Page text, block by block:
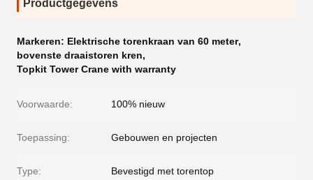
Productgegevens
Markeren: Elektrische torenkraan van 60 meter,
bovenste draaistoren kren,
Topkit Tower Crane with warranty
Voorwaarde: 100% nieuw
Toepassing: Gebouwen en projecten
Type: Bevestigd met torentop